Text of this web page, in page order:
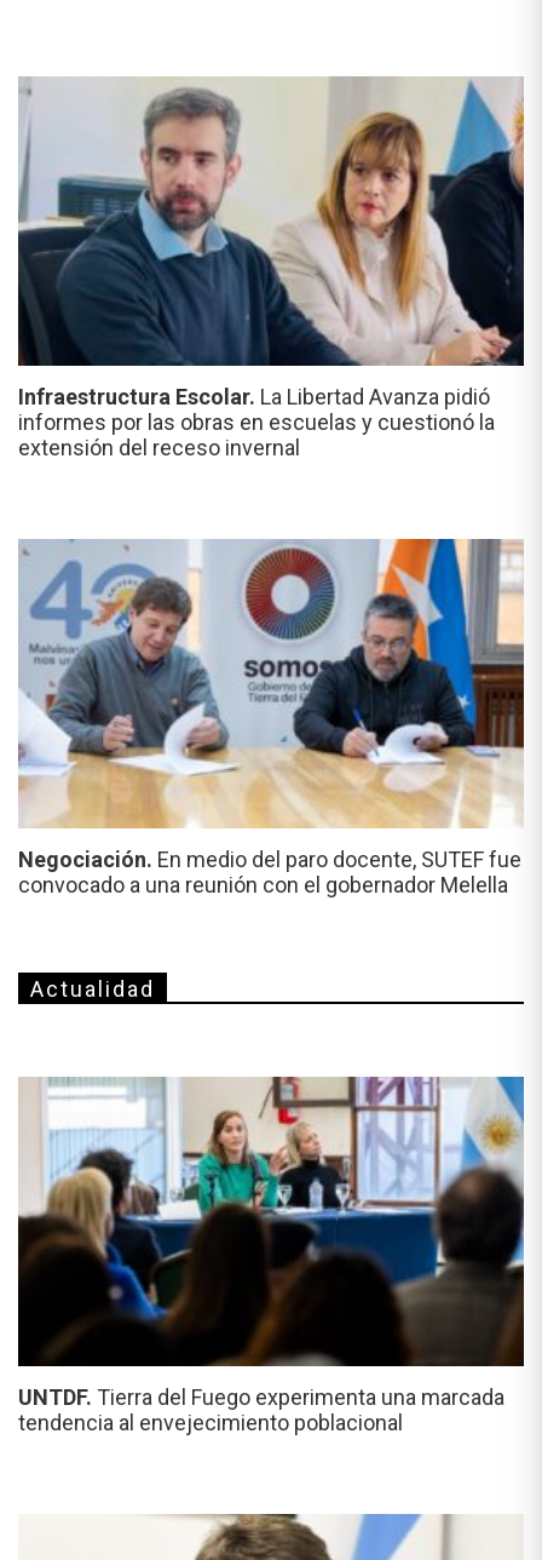
Infraestructura Escolar. La Libertad Avanza pidió
informes por las obras en escuelas y cuestionó la
extensión del receso invernal
Negociación. En medio del paro docente, SUTEF fue
convocado a una reunión con el gobernador Melella
Actualidad
UNTDF. Tierra del Fuego experimenta una marcada
tendencia al envejecimiento poblacional